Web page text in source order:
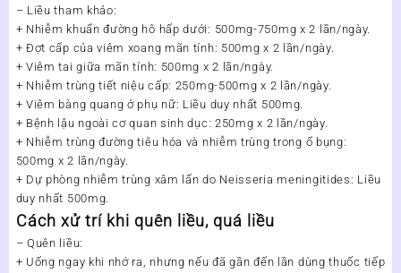
– Liều tham khảo:
+ Nhiễm khuẩn đường hô hấp dưới: 500mg-750mg x 2 lần/ngày.
+ Đợt cấp của viêm xoang mãn tính: 500mg x 2 lần/ngày.
+ Viêm tai giữa mãn tính: 500mg x 2 lần/ngày.
+ Nhiễm trùng tiết niệu cấp: 250mg-500mg x 2 lần/ngày.
+ Viêm bàng quang ở phụ nữ: Liều duy nhất 500mg.
+ Bệnh lậu ngoài cơ quan sinh dục: 250mg x 2 lần/ngày.
+ Nhiễm trùng đường tiêu hóa và nhiễm trùng trong ổ bụng:
500mg x 2 lần/ngày.
+ Dự phòng nhiễm trùng xâm lấn do Neisseria meningitides: Liều
duy nhất 500mg.
Cách xử trí khi quên liều, quá liều
– Quên liều:
+ Uống ngay khi nhớ ra, nhưng nếu đã gần đến lần dùng thuốc tiếp